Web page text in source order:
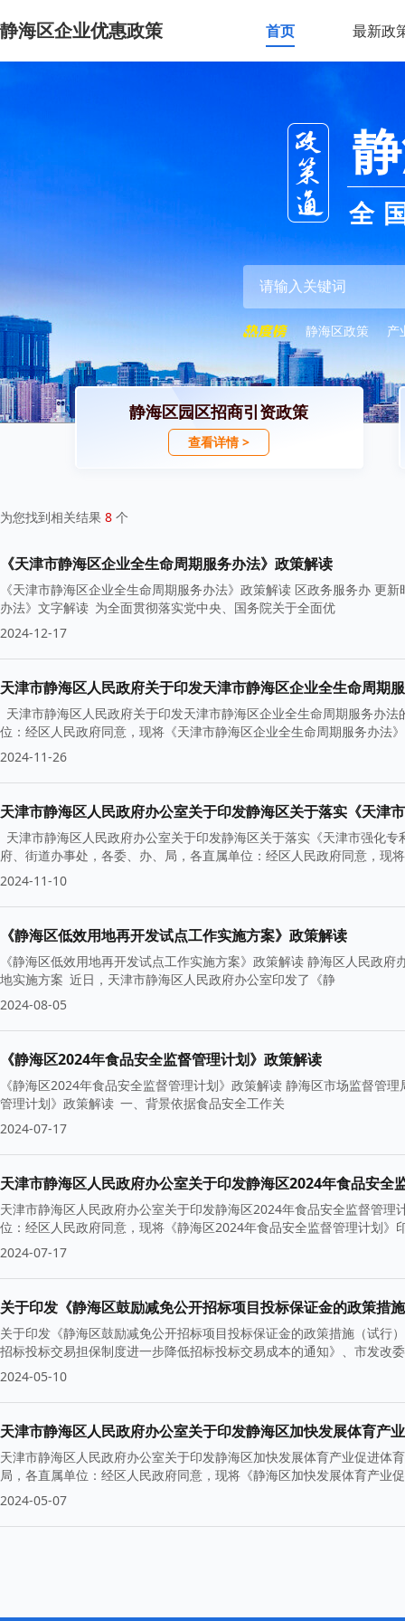
静海区企业优惠政策 首页 最新政
全
静海区政策 产
静海区园区招商引资政策
查看详情 >
为您找到相关结果 8 个
《天津市静海区企业全生命周期服务办法》政策解读
《天津市静海区企业全生命周期服务办法》政策解读 区政务服务办 更新时间：2024/12/1711:43:25 《天津市静海区企业全生命周期服务
办法》文字解读 为全面贯彻落实党中央、国务院关于全面优
2024-12-17
天津市静海区人民政府关于印发天津市静海区企业全生命周期
天津市静海区人民政府关于印发天津市静海区企业全生命周期服务办
位：经区人民政府同意，现将《天津市静海区企业全生命周期服务办法
2024-11-26
天津市静海区人民政府办公室关于印发静海区关于落实《天津
天津市静海区人民政府办公室关于印发静海区关于落实《天津市强化
府、街道办事处，各委、办、局，各直属单位：经区人民政府同意，现
2024-11-10
《静海区低效用地再开发试点工作实施方案》政策解读
《静海区低效用地再开发试点工作实施方案》政策解读 静海区人民政府办公室 更新时间：2024/08/0515:03:41 一文看全看懂静海低效用
地实施方案 近日，天津市静海区人民政府办公室印发了《静
2024-08-05
《静海区2024年食品安全监督管理计划》政策解读
《静海区2024年食品安全监督管理计划》政策解读 静海区市场监督管理局 更新时间：2024/07/1714:57:58 《静海区2024年食品安全监督
管理计划》政策解读 一、背景依据食品安全工作关
2024-07-17
天津市静海区人民政府办公室关于印发静海区2024年食品安全
天津市静海区人民政府办公室关于印发静海区2024年食品安全监督管
位：经区人民政府同意，现将《静海区2024年食品安全监督管理计划
2024-07-17
关于印发《静海区鼓励减免公开招标项目投标保证金的政策措
关于印发《静海区鼓励减免公开招标项目投标保证金的政策措施（试
招标投标交易担保制度进一步降低招标投标交易成本的通知》、市发改
2024-05-10
天津市静海区人民政府办公室关于印发静海区加快发展体育产
天津市静海区人民政府办公室关于印发静海区加快发展体育产业促进
局，各直属单位：经区人民政府同意，现将《静海区加快发展体育产业
2024-05-07